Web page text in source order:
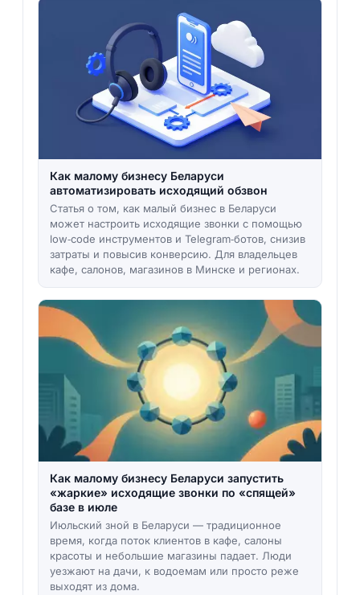
Как малому бизнесу Беларуси
автоматизировать исходящий обзвон
Статья о том, как малый бизнес в Беларуси
может настроить исходящие звонки с помощью
low‑code инструментов и Telegram‑ботов, снизив
затраты и повысив конверсию. Для владельцев
кафе, салонов, магазинов в Минске и регионах.
Как малому бизнесу Беларуси запустить
«жаркие» исходящие звонки по «спящей»
базе в июле
Июльский зной в Беларуси — традиционное
время, когда поток клиентов в кафе, салоны
красоты и небольшие магазины падает. Люди
уезжают на дачи, к водоемам или просто реже
выходят из дома.